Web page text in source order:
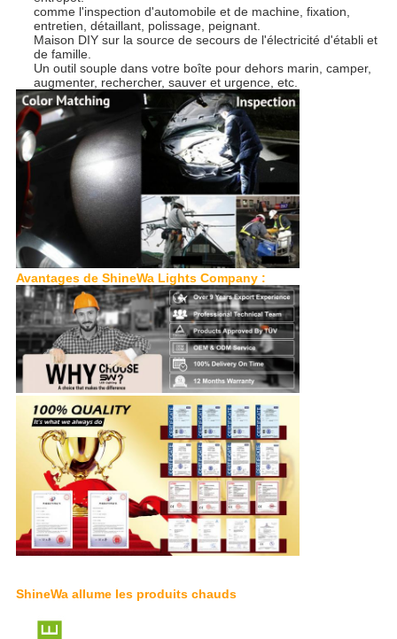
comme l'inspection d'automobile et de machine, fixation,
entretien, détaillant, polissage, peignant.
Maison DIY sur la source de secours de l'électricité d'établi et
de famille.
Un outil souple dans votre boîte pour dehors marin, camper,
augmenter, rechercher, sauver et urgence, etc.
Avantages de ShineWa Lights Company :
ShineWa allume les produits chauds